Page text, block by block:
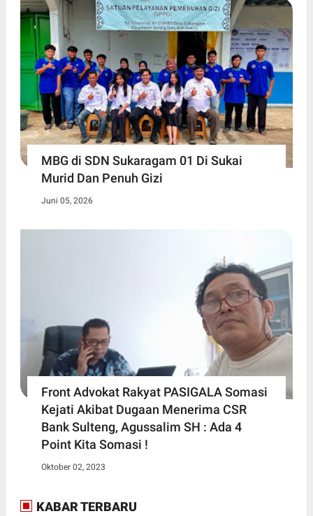
MBG di SDN Sukaragam 01 Di Sukai
Murid Dan Penuh Gizi
Juni 05, 2026
Front Advokat Rakyat PASIGALA Somasi
Kejati Akibat Dugaan Menerima CSR
Bank Sulteng, Agussalim SH : Ada 4
Point Kita Somasi !
Oktober 02, 2023
KABAR TERBARU